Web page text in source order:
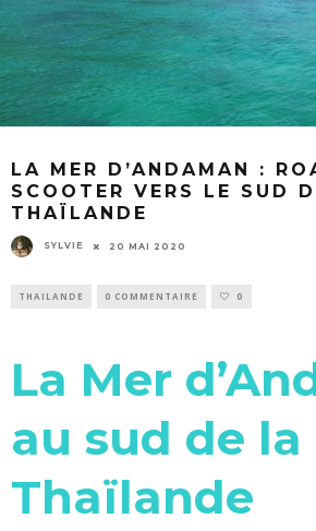
LA MER D’ANDAMAN :
SCOOTER VERS LE SUD
THAÏLANDE
SYLVIE 20 MAI 2020
THAILANDE 0 COMMENTAIRE 0
La Mer
au sud de la
Thaïlande